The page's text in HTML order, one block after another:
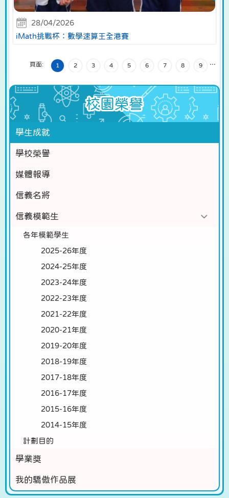
28/04/2026
iMath挑戰杯：數學速算王全港賽
頁面: 1 2 3 4 5 6 7 8 9 …
校園榮譽
學生成就
學校榮譽
媒體報導
信義名將
信義模範生
各年模範學生
2025-26年度
2024-25年度
2023-24年度
2022-23年度
2021-22年度
2020-21年度
2019-20年度
2018-19年度
2017-18年度
2016-17年度
2015-16年度
2014-15年度
計劃目的
學業獎
我的驕傲作品展